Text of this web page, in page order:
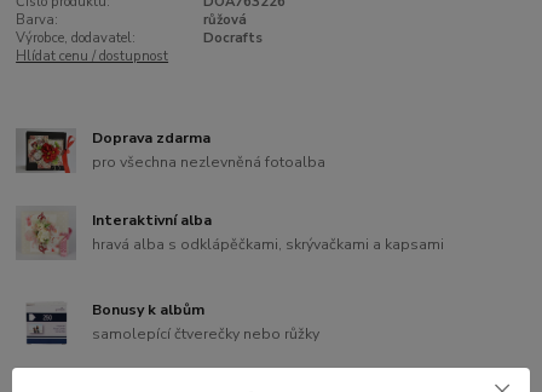
Barva:
růžová
Výrobce, dodavatel:
Docrafts
Hlídat cenu / dostupnost
Doprava zdarma
pro všechna nezlevněná fotoalba
Interaktivní alba
hravá alba s odklápěčkami, skrývačkami a kapsami
Bonusy k albům
samolepící čtverečky nebo růžky